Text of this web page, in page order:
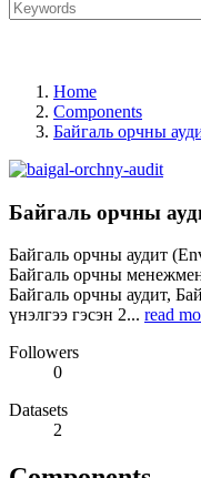
Home
Components
Байгаль орчны
Байгаль орчны
Байгаль орчны аудит
Байгаль орчны
Байгаль орчны аудит,
үнэлгээ гэсэн 2... read
Followers
0
Datasets
2